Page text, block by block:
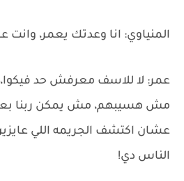
المنياوي: انا وعدتك يعمر، وانت
عمر: لا للاسف معرفش حد فيكوا،
مش هسيبهم، مش يمكن ربنا
عشان اكتشف الجريمه اللي
الناس دي!